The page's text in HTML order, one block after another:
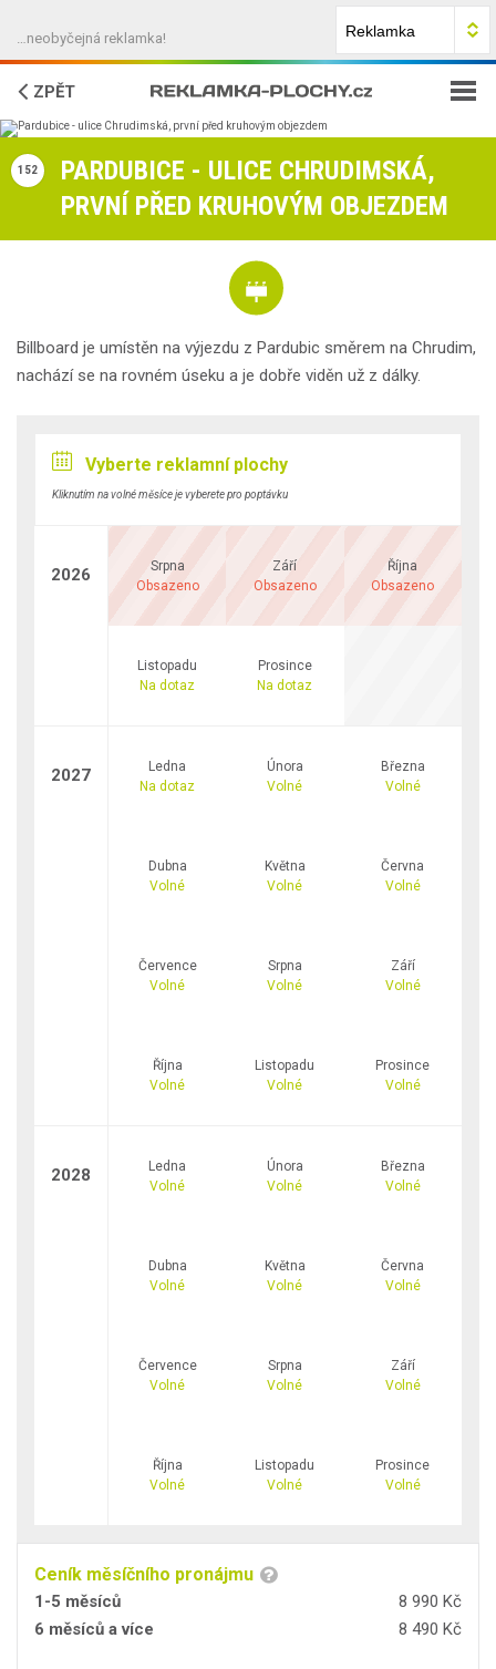
…neobyčejná reklamka!
ZPĚT
152
PARDUBICE - ULICE CHRUDIMSKÁ,
PRVNÍ PŘED KRUHOVÝM OBJEZDEM
Billboard je umístěn na výjezdu z Pardubic směrem na Chrudim,
nachází se na rovném úseku a je dobře viděn už z dálky.
Vyberte reklamní plochy
Kliknutím na volné měsíce je vyberete pro poptávku
2026
Srpna
Obsazeno
Září
Obsazeno
Října
Obsazeno
Listopadu
Na dotaz
Prosince
Na dotaz
2027
Ledna
Na dotaz
Února
Volné
Března
Volné
Dubna
Volné
Května
Volné
Června
Volné
Července
Volné
Srpna
Volné
Září
Volné
Října
Volné
Listopadu
Volné
Prosince
Volné
2028
Ledna
Volné
Února
Volné
Března
Volné
Dubna
Volné
Května
Volné
Června
Volné
Července
Volné
Srpna
Volné
Září
Volné
Října
Volné
Listopadu
Volné
Prosince
Volné
Ceník měsíčního pronájmu
1-5 měsíců
8 990 Kč
6 měsíců a více
8 490 Kč